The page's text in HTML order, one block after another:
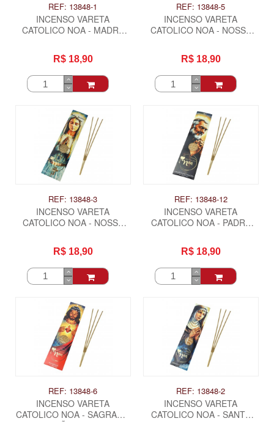
REF: 13848-1
INCENSO VARETA
CATOLICO NOA - MADRE
R$ 18,90
REF: 13848-5
INCENSO VARETA
CATOLICO NOA - NOSSA
R$ 18,90
REF: 13848-3
INCENSO VARETA
CATOLICO NOA - NOSSA
R$ 18,90
REF: 13848-12
INCENSO VARETA
CATOLICO NOA - PADRE
R$ 18,90
REF: 13848-6
INCENSO VARETA
CATOLICO NOA - SAGRADO
CORAÇÃO DE JESUS
REF: 13848-2
INCENSO VARETA
CATOLICO NOA - SANTA